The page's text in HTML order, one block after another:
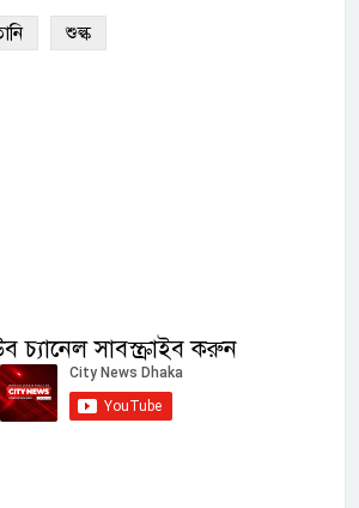
শুল্ক
চ্যানেল সাবস্ক্রাইব করুন